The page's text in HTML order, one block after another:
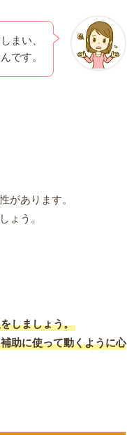
まい、
です。
があります。
ょう。
しましょう。
助に使って動くように心